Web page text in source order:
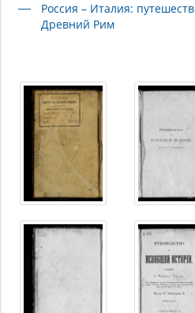
Россия – Италия:
Древний Рим